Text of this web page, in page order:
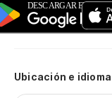
Ubicación e idioma